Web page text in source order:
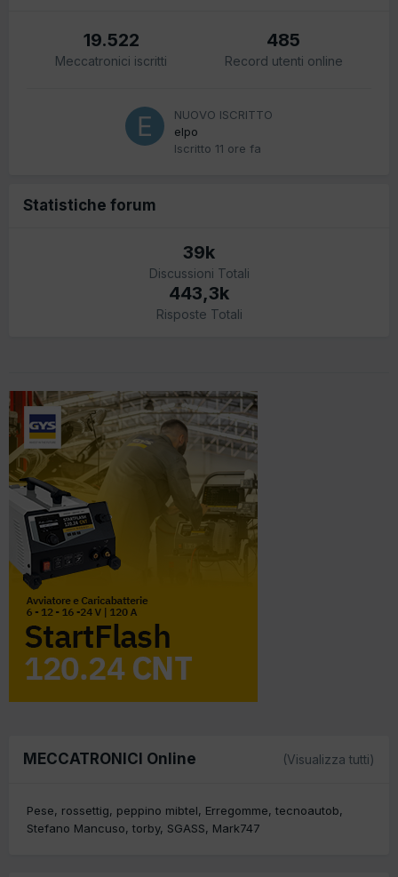
19.522
Meccatronici iscritti
485
Record utenti online
NUOVO ISCRITTO
elpo
Iscritto 11 ore fa
Statistiche forum
39k
Discussioni Totali
443,3k
Risposte Totali
MECCATRONICI Online (Visualizza tutti)
Pese rossettig peppino mibtel Erregomme tecnoautob
Stefano Mancuso torby SGASS Mark747